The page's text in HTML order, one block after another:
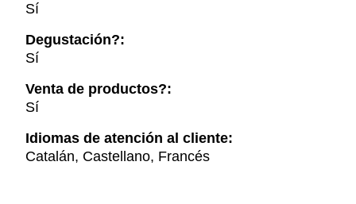
Sí
Degustación?:
Sí
Venta de productos?:
Sí
Idiomas de atención al cliente:
Catalán, Castellano, Francés